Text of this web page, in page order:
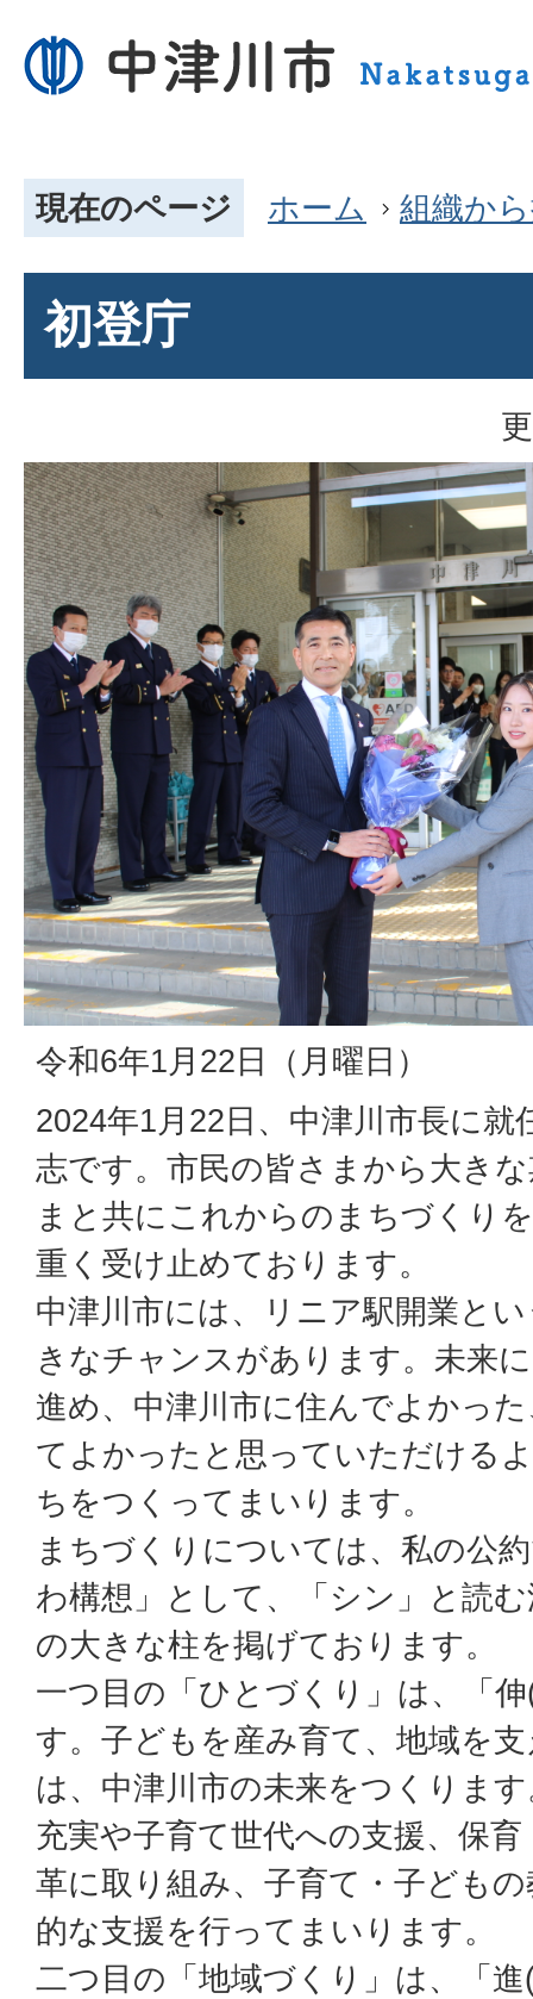
現在のページ ホーム 組織か
初登庁
令和6年1月22日（月曜日）
2024年1月22日、中津川市長に
志です。市民の皆さまから大き
まと共にこれからのまちづくり
重く受け止めております。
中津川市には、リニア駅開業と
きなチャンスがあります。未来
進め、中津川市に住んでよかっ
てよかったと思っていただける
ちをつくってまいります。
まちづくりについては、私の公
わ構想」として、「シン」と読
の大きな柱を掲げております。
一つ目の「ひとづくり」は、「
す。子どもを産み育て、地域を
は、中津川市の未来をつくりま
充実や子育て世代への支援、保
革に取り組み、子育て・子ども
的な支援を行ってまいります。
二つ目の「地域づくり」は、「